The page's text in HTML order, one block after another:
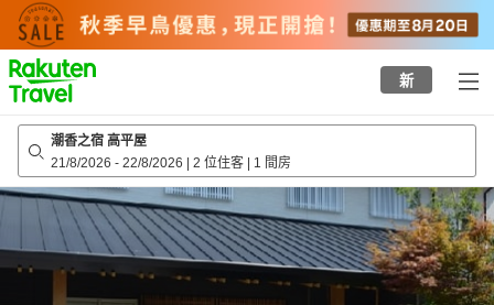
to
top
page
新
潮香之宿 高平屋
21/8/2026 - 22/8/2026 | 2 位住客 | 1 間房